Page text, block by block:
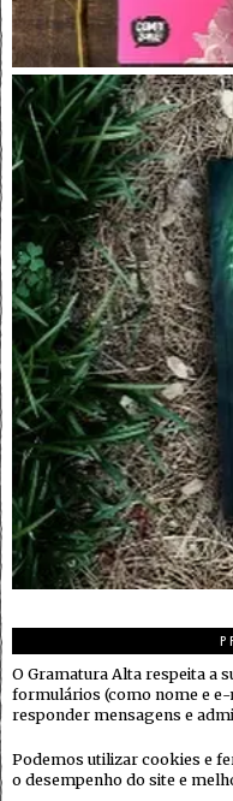
O Gramatura Alta respeita a
formulários (como nome e e-
responder mensagens e
Podemos utilizar cookies e
o desempenho do site e